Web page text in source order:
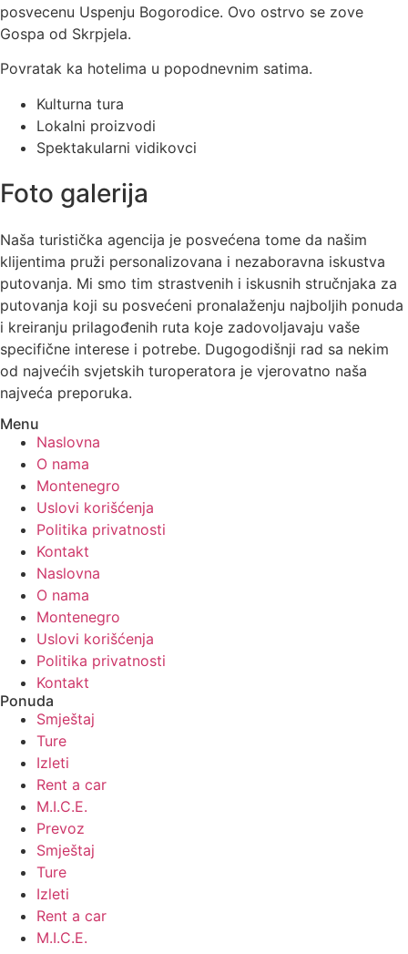
posvecenu Uspenju Bogorodice. Ovo ostrvo se zove
Gospa od Skrpjela.
Povratak ka hotelima u popodnevnim satima.
Kulturna tura
Lokalni proizvodi
Spektakularni vidikovci
Foto galerija
Naša turistička agencija je posvećena tome da našim
klijentima pruži personalizovana i nezaboravna iskustva
putovanja. Mi smo tim strastvenih i iskusnih stručnjaka za
putovanja koji su posvećeni pronalaženju najboljih ponuda
i kreiranju prilagođenih ruta koje zadovoljavaju vaše
specifične interese i potrebe. Dugogodišnji rad sa nekim
od najvećih svjetskih turoperatora je vjerovatno naša
najveća preporuka.
Menu
Naslovna
O nama
Montenegro
Uslovi korišćenja
Politika privatnosti
Kontakt
Naslovna
O nama
Montenegro
Uslovi korišćenja
Politika privatnosti
Kontakt
Ponuda
Smještaj
Ture
Izleti
Rent a car
M.I.C.E.
Prevoz
Smještaj
Ture
Izleti
Rent a car
M.I.C.E.